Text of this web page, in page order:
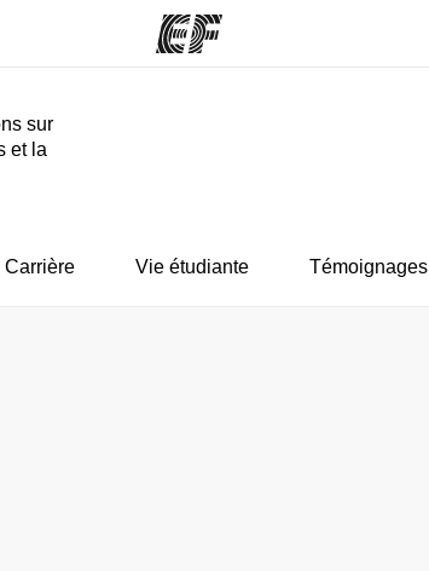
sur
et la
Carrière Vie étudiante Témoignages